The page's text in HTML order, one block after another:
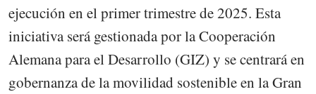
ejecución en el primer trimestre de 2025. Esta
iniciativa será gestionada por la Cooperación
Alemana para el Desarrollo (GIZ) y se centrará en
gobernanza de la movilidad sostenible en la Gran